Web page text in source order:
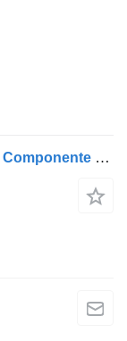
Priză de Putere para DAF PTO NH1C – Componente și Accesorii camión